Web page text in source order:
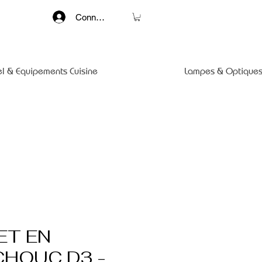
Connexion
& Equipements Cuisine Lampes &
EN